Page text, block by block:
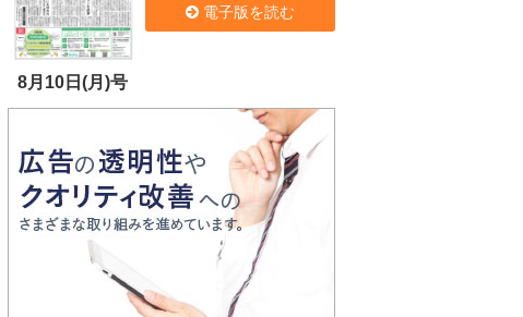
8月10日(月)号
電子版を読む